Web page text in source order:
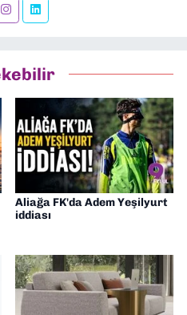
Aliağa FK'da Adem Yeşilyurt
iddiası